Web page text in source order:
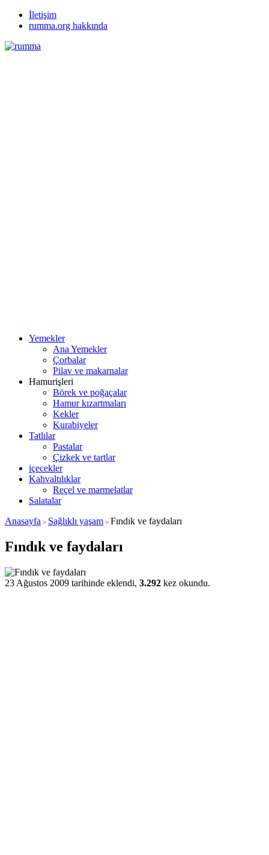
İletişim
rumma.org hakkında
Yemekler
Ana Yemekler
Çorbalar
Pilav ve makarnalar
Hamurişleri
Börek ve poğaçalar
Hamur kızartmaları
Kekler
Kurabiyeler
Tatlılar
Pastalar
Çizkek ve tartlar
içecekler
Kahvaltılıklar
Reçel ve marmelatlar
Salatalar
Anasayfa > Sağlıklı yaşam > Fındık ve faydaları
Fındık ve faydaları
23 Ağustos 2009 tarihinde eklendi, 3.292 kez okundu.